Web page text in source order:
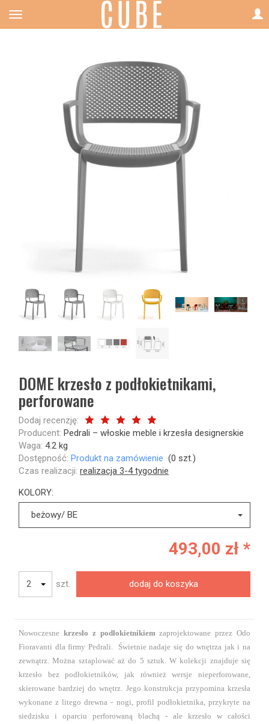
DOME krzesło z podłokietnikami,
perforowane
Dodaj recenzję:
Producent: Pedrali – włoskie meble i krzesła designerskie
Waga: 4.2 kg
Dostępność: Produkt na zamówienie (0 szt.)
Czas realizacji: realizacja 3-4 tygodnie
KOLORY:
beżowy/ BE
493,00 zł *
szt. dodaj do koszyka
Nowoczesne krzesło z podłokietnikiemzaprojektowane przez Odo
Fioravanti dla firmy Pedrali. Świetnie nadaje się do wnętrza jak i na
zewnątrz. Można sztaplować aż do 5 sztuk. W kolekcji znajduje się
krzesło bez podłokietników, jak również wersje nieperforowane,
skierowane bardziej do wnętrz. Jego konstrukcja przypomina krzesła
wykonane z litego drewna - nogi, profil podłokietnika, przykryte na
siedzisku i oparciu perforowaną blachą - ale krzesło w całości